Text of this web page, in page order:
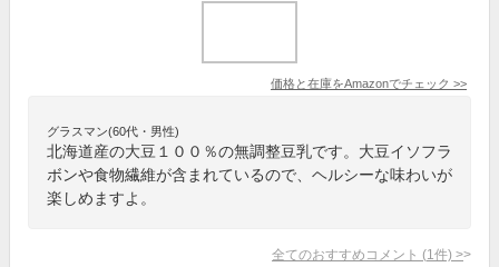
価格と在庫をAmazonでチェック >>
グラスマン(60代・男性)
北海道産の大豆１００％の無調整豆乳です。大豆イソフラ
ボンや食物繊維が含まれているので、ヘルシーな味わいが
楽しめますよ。
全てのおすすめコメント (1 件) >